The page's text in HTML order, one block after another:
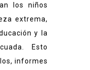
los niños
extrema,
y la
Esto
informes